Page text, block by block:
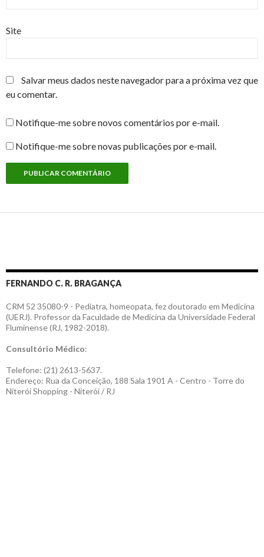
Site
Salvar meus dados neste navegador para a próxima vez que
eu comentar.
Notifique-me sobre novos comentários por e-mail.
Notifique-me sobre novas publicações por e-mail.
FERNANDO C. R. BRAGANÇA
CRM 52 35080-9 - Pediatra, homeopata, fez doutorado em Medicina
(UERJ). Professor da Faculdade de Medicina da Universidade Federal
Fluminense (RJ, 1982-2018).
Consultório Médico:
Telefone: (21) 2613-5637.
Endereço: Rua da Conceição, 188 Sala 1901 A - Centro - Torre do
Niterói Shopping - Niterói / RJ